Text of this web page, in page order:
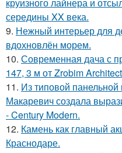
середины XX века.
9. Нежный интерьер для
вдохновлён морем.
10. Современная дача с
147, 3 м от Zrobim
11. Из типовой
Макаревич создала
- Century Modern.
12. Камень как главный
Краснодаре.